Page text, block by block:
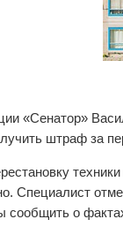
«Сенатор»
штраф за
Специалист
сообщить о